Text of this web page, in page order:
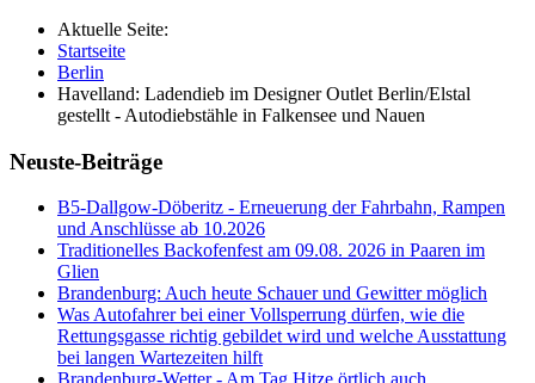
Aktuelle Seite:
Startseite
Berlin
Havelland: Ladendieb im Designer Outlet Berlin/Elstal
gestellt - Autodiebstähle in Falkensee und Nauen
Neuste-Beiträge
B5-Dallgow-Döberitz - Erneuerung der Fahrbahn, Rampen
und Anschlüsse ab 10.2026
Traditionelles Backofenfest am 09.08. 2026 in Paaren im
Glien
Brandenburg: Auch heute Schauer und Gewitter möglich
Was Autofahrer bei einer Vollsperrung dürfen, wie die
Rettungsgasse richtig gebildet wird und welche Ausstattung
bei langen Wartezeiten hilft